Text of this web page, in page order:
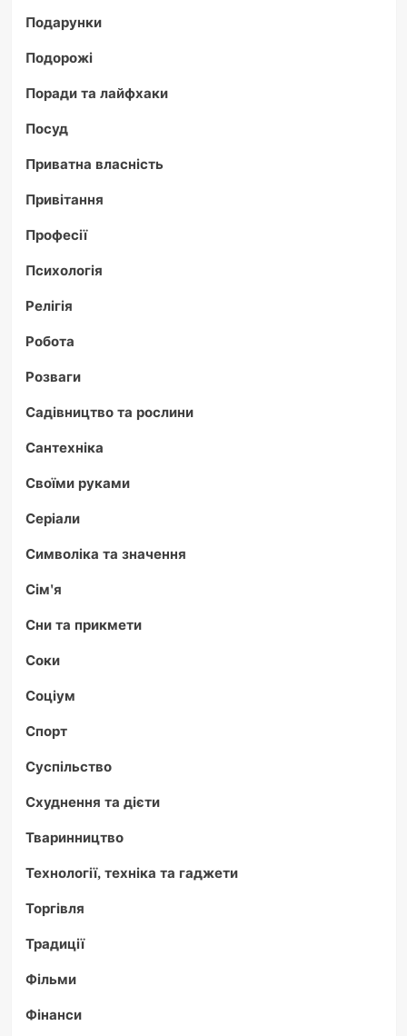
Подарунки
Подорожі
Поради та лайфхаки
Посуд
Приватна власність
Привітання
Професії
Психологія
Релігія
Робота
Розваги
Садівництво та рослини
Сантехніка
Своїми руками
Серіали
Символіка та значення
Сім'я
Сни та прикмети
Соки
Соціум
Спорт
Суспільство
Схуднення та дієти
Тваринництво
Технології, техніка та гаджети
Торгівля
Традиції
Фільми
Фінанси